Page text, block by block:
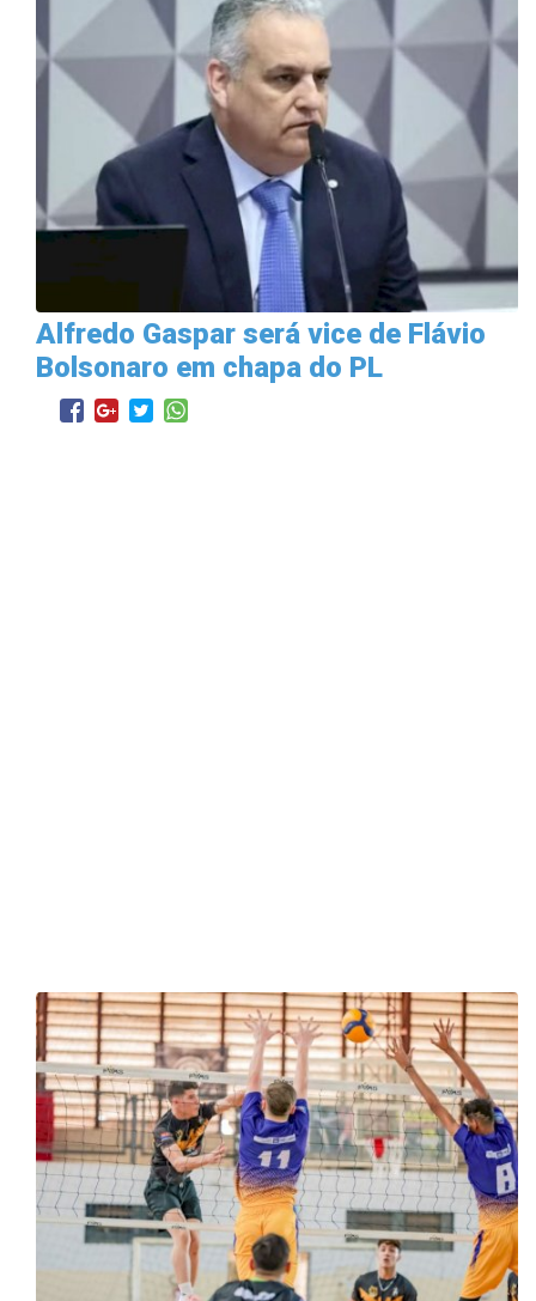
Alfredo Gaspar será vice de Flávio
Bolsonaro em chapa do PL